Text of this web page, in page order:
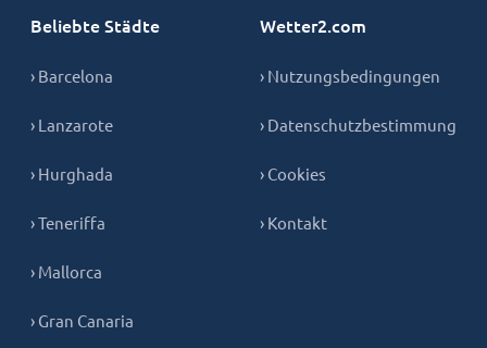
Beliebte Städte
› Barcelona
› Lanzarote
› Hurghada
› Teneriffa
› Mallorca
› Gran Canaria
Wetter2.com
› Nutzungsbedingungen
› Datenschutzbestimmung
› Cookies
› Kontakt